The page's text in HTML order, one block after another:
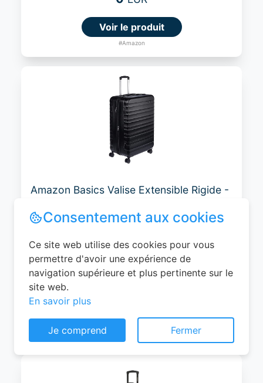
Voir le produit
#Amazon
Amazon Basics Valise Extensible Rigide -
Doubles Roues Rotatives - Structure
32,0cm x 78,0cm - Noir
Voir le produit
Consentement aux cookies
permettre d'avoir une expérience de